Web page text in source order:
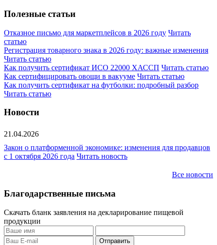
Полезные статьи
Отказное письмо для маркетплейсов в 2026 году Читать
статью
Регистрация товарного знака в 2026 году: важные изменения
Читать статью
Как получить сертификат ИСО 22000 ХАССП Читать статью
Как сертифицировать овощи в вакууме Читать статью
Как получить сертификат на футболки: подробный разбор
Читать статью
Новости
21.04.2026
Закон о платформенной экономике: изменения для продавцов
с 1 октября 2026 года Читать новость
Все новости
Благодарственные письма
Скачать бланк заявления на декларирование пищевой
продукции